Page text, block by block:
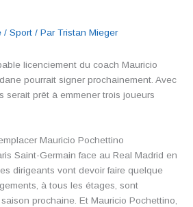
/ Sport / Par Tristan Mieger
licenciement du coach Mauricio
pourrait signer prochainement. Avec
serait prêt à emmener trois joueurs
Mauricio Pochettino
Saint-Germain face au Real Madrid en
dirigeants vont devoir faire quelque
à tous les étages, sont
prochaine. Et Mauricio Pochettino,